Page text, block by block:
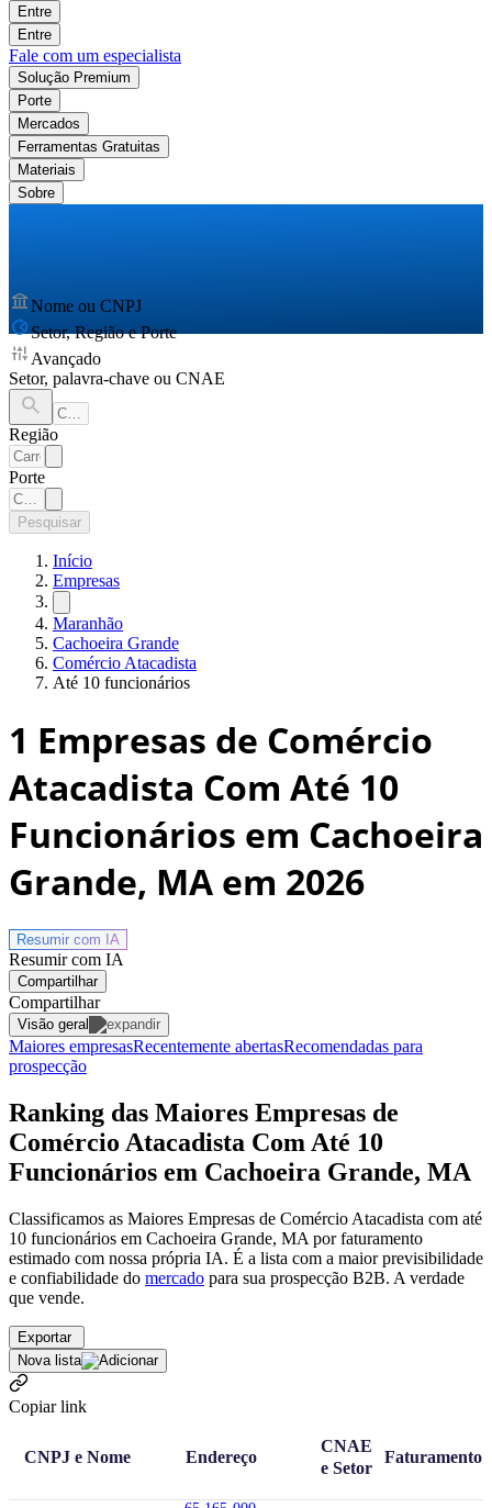
Entre
Entre
Fale com um especialista
Solução Premium
Porte
Mercados
Ferramentas Gratuitas
Materiais
Sobre
Nome ou CNPJ
Setor, Região e Porte
Avançado
Setor, palavra-chave ou CNAE
Região
Porte
Pesquisar
Início
Empresas
Maranhão
Cachoeira Grande
Comércio Atacadista
Até 10 funcionários
1 Empresas de Comércio
Atacadista Com Até 10
Funcionários em Cachoeira
Grande, MA em 2026
Resumir com IA
Resumir com IA
Compartilhar
Compartilhar
Visão geral
Maiores empresasRecentemente abertasRecomendadas para
prospecção
Ranking das Maiores Empresas de
Comércio Atacadista Com Até 10
Funcionários em Cachoeira Grande, MA
Classificamos as Maiores Empresas de Comércio Atacadista com até
10 funcionários em Cachoeira Grande, MA por faturamento
estimado com nossa própria IA. É a lista com a maior previsibilidade
e confiabilidade do mercado para sua prospecção B2B. A verdade
que vende.
Exportar
Nova lista
Copiar link
CNPJ e Nome Endereço
CNAE
e Setor
Faturamento